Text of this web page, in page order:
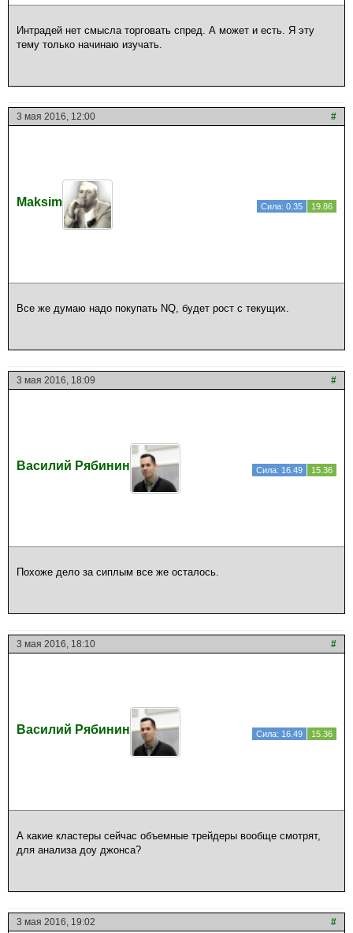
Интрадей нет смысла торговать спред. А может и есть. Я эту
тему только начинаю изучать.
3 мая 2016, 12:00 #
Maksim Сила: 0.35 19.86
Все же думаю надо покупать NQ, будет рост с текущих.
3 мая 2016, 18:09 #
Василий Рябинин Сила: 16.49 15.36
Похоже дело за сиплым все же осталось.
3 мая 2016, 18:10 #
Василий Рябинин Сила: 16.49 15.36
А какие кластеры сейчас объемные трейдеры вообще смотрят,
для анализа доу джонса?
3 мая 2016, 19:02 #